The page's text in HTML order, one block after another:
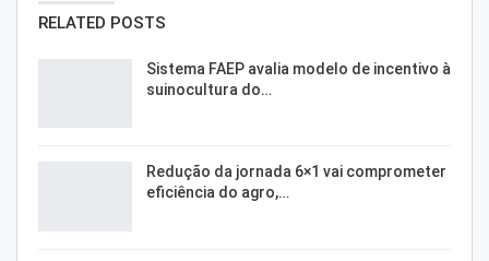
RELATED POSTS
Sistema FAEP avalia modelo de incentivo à
suinocultura do…
Redução da jornada 6×1 vai comprometer
eficiência do agro,…